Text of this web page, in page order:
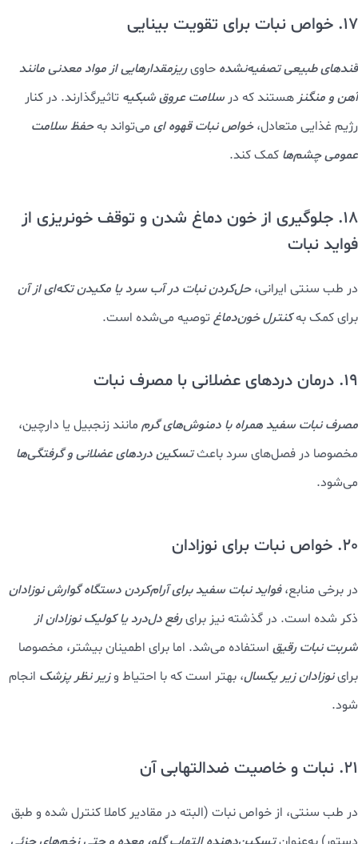
17. خواص نبات برای تقویت بینایی
قندهای طبیعی تصفیه‌نشده حاویریزمقدارهایی از مواد معدنی مانند
آهن و منگنز هستند که در سلامت عروق شبکیه تاثیرگذارند. در کنار
رژیم غذایی متعادل،خواص نبات قهوه‌ ای می‌تواند بهحفظ سلامت
عمومی چشم‌ها کمک کند.
18. جلوگیری از خون دماغ شدن و توقف خونریزی از
فواید نبات
در طب سنتی ایرانی،حل‌کردن نبات در آب سرد یا مکیدن تکه‌ای از آن
برای کمک بهکنترل خون‌دماغ توصیه می‌شده است.
19. درمان دردهای عضلانی با مصرف نبات
مصرف نبات سفید همراه با دمنوش‌های گرم مانند زنجبیل یا دارچین،
مخصوصا در فصل‌های سرد باعثتسکین دردهای عضلانی و گرفتگی‌ها
می‌شود.
20. خواص نبات برای نوزادان
در برخی منابع،فواید نبات سفید برای آرام‌کردن دستگاه گوارش نوزادان
ذکر شده است. در گذشته نیز برایرفعدل‌درد یا کولیک نوزادان از
شربت نبات رقیق استفاده می‌شد. اما برای اطمینان بیشتر، مخصوصا
براینوزادان زیر یکسال، بهتر است که با احتیاط وزیر نظر پزشک انجام
شود.
21. نبات و خاصیت ضدالتهابی آن
در طب سنتی، از خواص نبات (البته در مقادیر کاملا کنترل شده و طبق